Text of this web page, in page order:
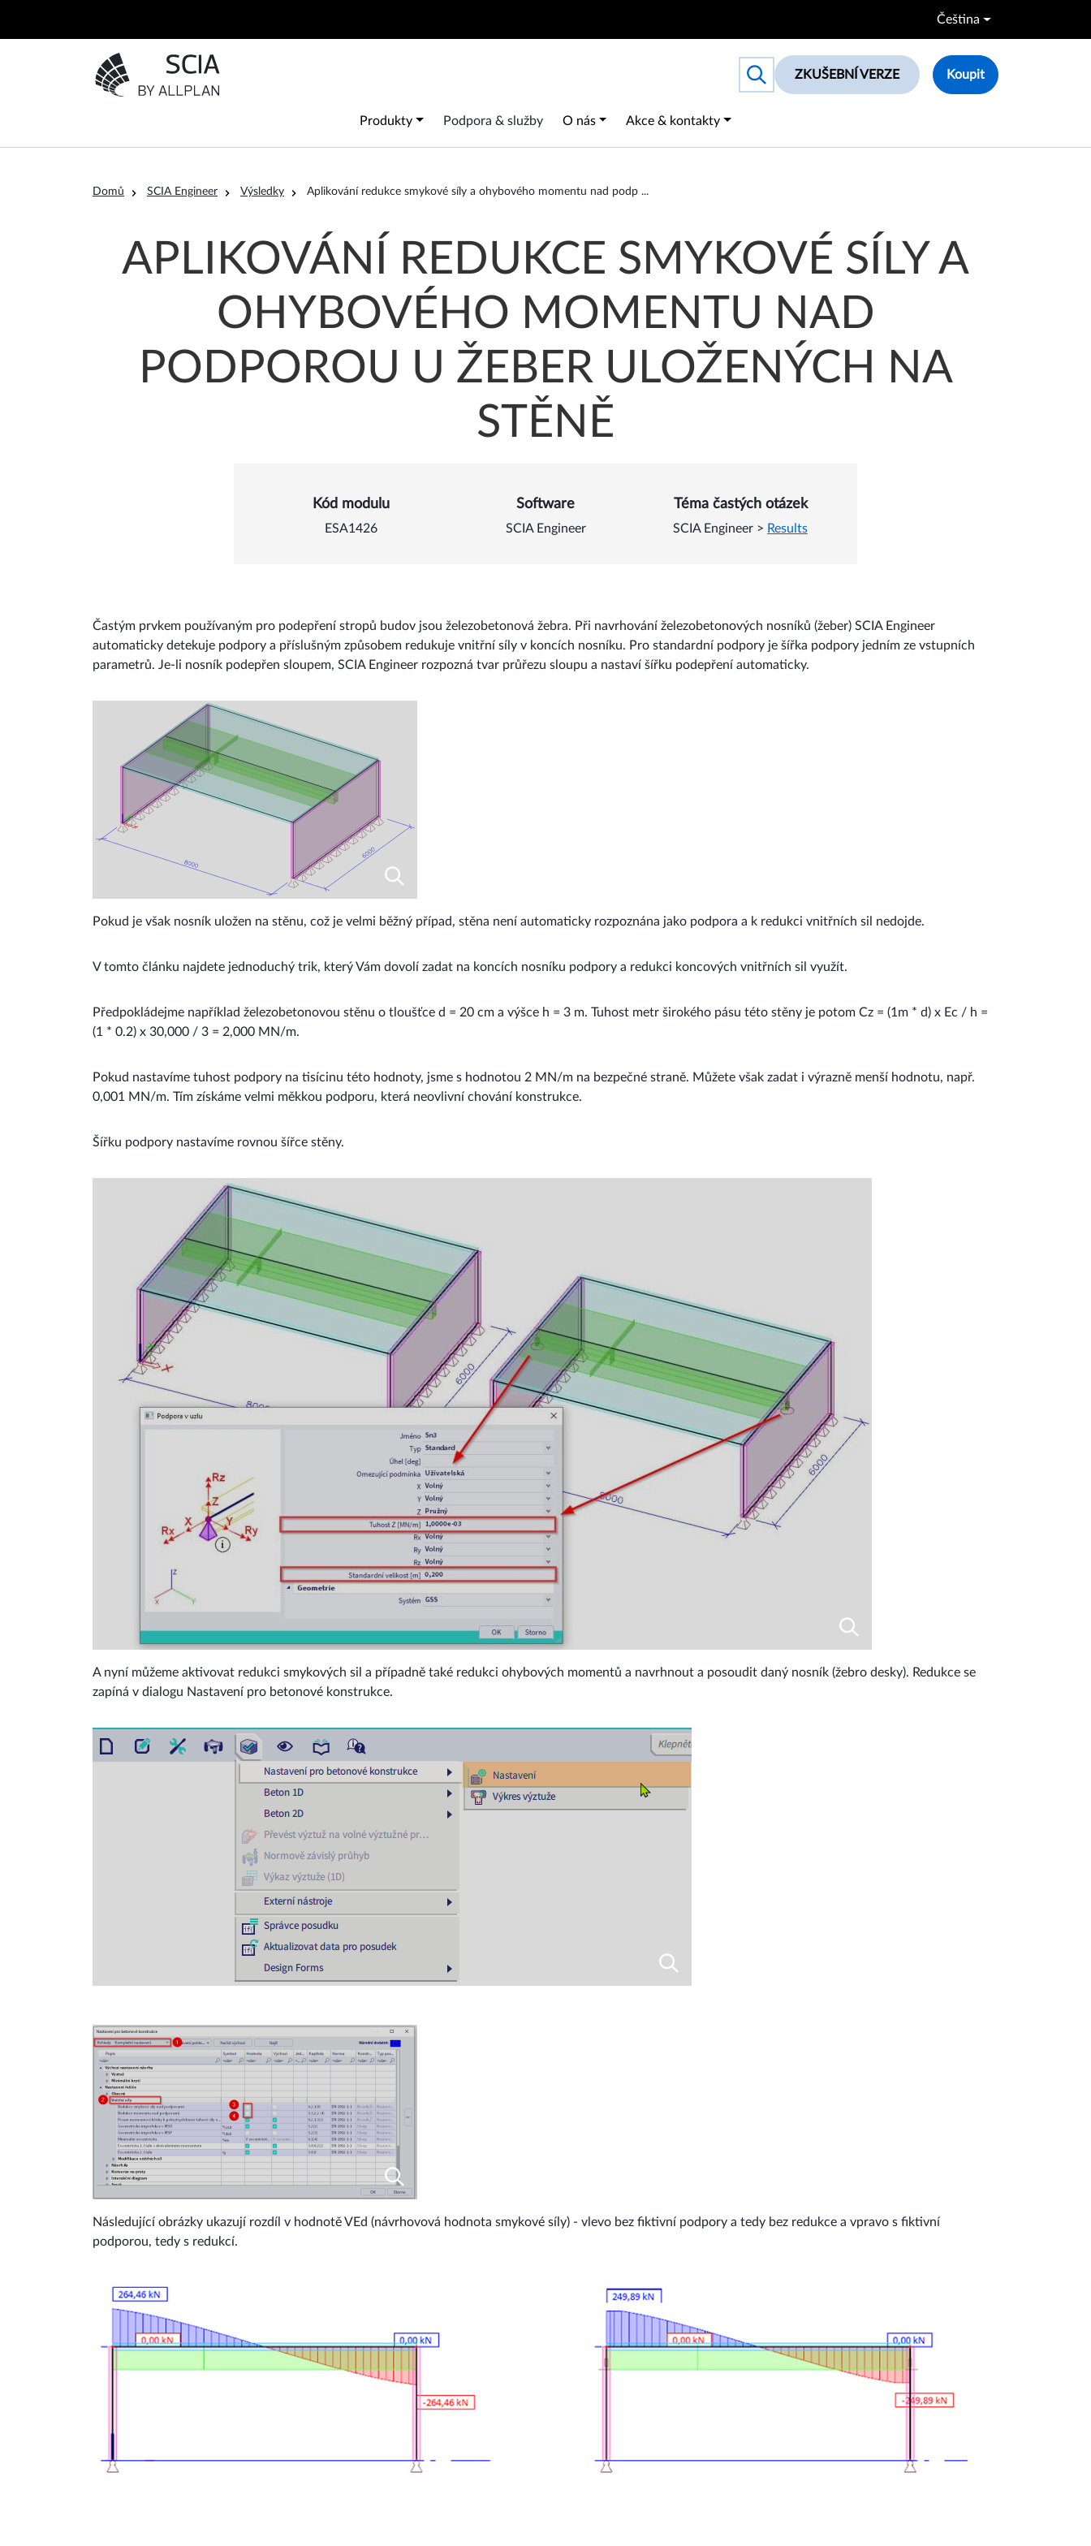
Čeština
Toggle search box
ZKUŠEBNÍ VERZE Koupit
Main navigation
Produkty Podpora & služby O nás Akce & kontakty
Drobečková navigace
Domů SCIA Engineer Výsledky Aplikování redukce smykové síly a ohybového momentu nad podp ...rou u žeber uložených na stěně
APLIKOVÁNÍ REDUKCE SMYKOVÉ SÍLY A
OHYBOVÉHO MOMENTU NAD
PODPOROU U ŽEBER ULOŽENÝCH NA
STĚNĚ
Detail o Aplikování redukce smykové síly a ohybového
Kód modulu
ESA1426
Software
SCIA Engineer
Téma častých otázek
SCIA Engineer > Results
Častým prvkem používaným pro podepření stropů budov jsou železobetonová žebra. Při navrhování železobetonových nosníků (žeber) SCIA Engineer
automaticky detekuje podpory a příslušným způsobem redukuje vnitřní síly v koncích nosníku. Pro standardní podpory je šířka podpory jedním ze vstupních
parametrů. Je-li nosník podepřen sloupem, SCIA Engineer rozpozná tvar průřezu sloupu a nastaví šířku podepření automaticky.
Pokud je však nosník uložen na stěnu, což je velmi běžný případ, stěna není automaticky rozpoznána jako podpora a k redukci vnitřních sil nedojde.
V tomto článku najdete jednoduchý trik, který Vám dovolí zadat na koncích nosníku podpory a redukci koncových vnitřních sil využít.
Předpokládejme například železobetonovou stěnu o tloušťce d = 20 cm a výšce h = 3 m. Tuhost metr širokého pásu této stěny je potom Cz = (1m * d) x Ec / h =
(1 * 0.2) x 30,000 / 3 = 2,000 MN/m.
Pokud nastavíme tuhost podpory na tisícinu této hodnoty, jsme s hodnotou 2 MN/m na bezpečné straně. Můžete však zadat i výrazně menší hodnotu, např.
0,001 MN/m. Tím získáme velmi měkkou podporu, která neovlivní chování konstrukce.
Šířku podpory nastavíme rovnou šířce stěny.
A nyní můžeme aktivovat redukci smykových sil a případně také redukci ohybových momentů a navrhnout a posoudit daný nosník (žebro desky). Redukce se
zapíná v dialogu Nastavení pro betonové konstrukce.
Následující obrázky ukazují rozdíl v hodnotě VEd (návrhovová hodnota smykové síly) - vlevo bez fiktivní podpory a tedy bez redukce a vpravo s fiktivní
podporou, tedy s redukcí.